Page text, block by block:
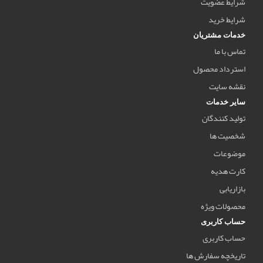
شرایط خرید
خدمات مشتریان
تماس با ما
استرداد محصول
نقشه سایت
سایر خدمات
تولید کنندگان
شخصیت ها
موضوعات
کارت هدیه
بازاریابی
محصولات ویژه
حساب کاربری
حساب کاربری
تاریخچه سفارش ها